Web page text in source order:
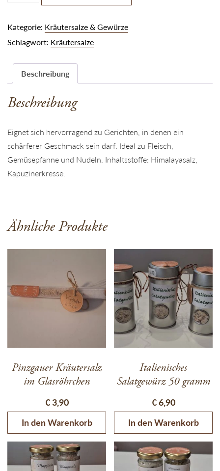
Kategorie: Kräutersalze & Gewürze
Schlagwort: Kräutersalze
Beschreibung
Beschreibung
Eignet sich hervorragend zu Gerichten, in denen ein
schärferer Geschmack sein darf. Ideal zu Fleisch,
Gemüsepfanne und Nudeln. Inhaltsstoffe: Himalayasalz,
Kapuzinerkresse.
Ähnliche Produkte
Pinzgauer Kräutersalz
im Glasröhrchen
€3,90
In den Warenkorb
Italienisches
Salatgewürz 50 gramm
€6,90
In den Warenkorb
Dieses Produkt weist